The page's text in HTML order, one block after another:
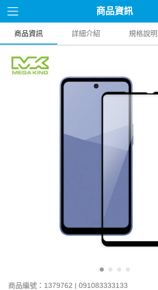
商品資訊
商品資訊 詳細介紹 規格說明
商品編號：1379762 | 091083333133